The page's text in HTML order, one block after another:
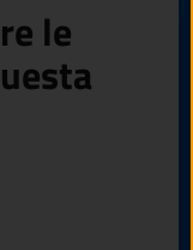
le